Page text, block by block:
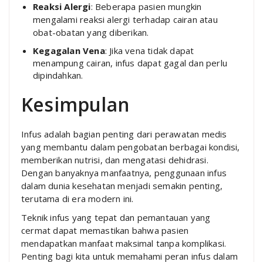
Reaksi Alergi: Beberapa pasien mungkin
mengalami reaksi alergi terhadap cairan atau
obat-obatan yang diberikan.
Kegagalan Vena: Jika vena tidak dapat
menampung cairan, infus dapat gagal dan perlu
dipindahkan.
Kesimpulan
Infus adalah bagian penting dari perawatan medis
yang membantu dalam pengobatan berbagai kondisi,
memberikan nutrisi, dan mengatasi dehidrasi.
Dengan banyaknya manfaatnya, penggunaan infus
dalam dunia kesehatan menjadi semakin penting,
terutama di era modern ini.
Teknik infus yang tepat dan pemantauan yang
cermat dapat memastikan bahwa pasien
mendapatkan manfaat maksimal tanpa komplikasi.
Penting bagi kita untuk memahami peran infus dalam